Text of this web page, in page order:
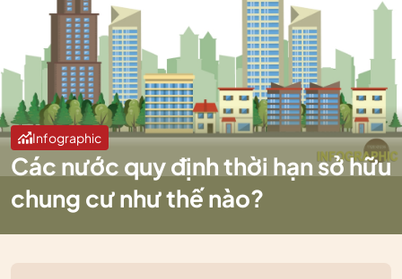
Infographic
Các nước quy định thời hạn sở hữu
chung cư như thế nào?